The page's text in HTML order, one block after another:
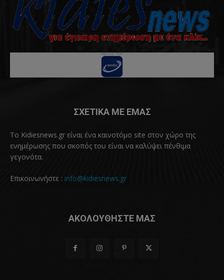
ΣΧΕΤΙΚΑ ΜΕ ΕΜΑΣ
Το Kidiesnews.gr είναι ένα καινοτόμο site στον χώρο της
ενημέρωσης που σκοπός του είναι να καλύψει πένθιμα
γεγονότα.
Επικοινωνήστε : info@kidiesnews.gr
ΑΚΟΛΟΥΘΗΣΤΕ ΜΑΣ